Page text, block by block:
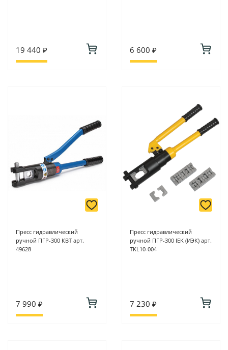
19 440 ₽ 6 600 ₽
Пресс гидравлический
ручной ПГР-300 КВТ арт.
49628
7 990 ₽
Пресс гидравлический
ручной ПГР-300 IEK (ИЭК) арт.
TKL10-004
7 230 ₽